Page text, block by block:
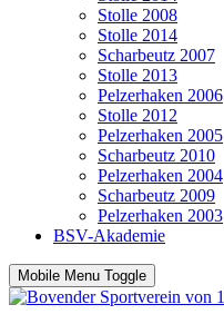
Stolle 2008
Stolle 2014
Scharbeutz 2007
Stolle 2013
Pelzerhaken 2006
Stolle 2012
Pelzerhaken 2005
Scharbeutz 2010
Pelzerhaken 2004
Scharbeutz 2009
Pelzerhaken 2003
BSV-Akademie
Mobile Menu Toggle